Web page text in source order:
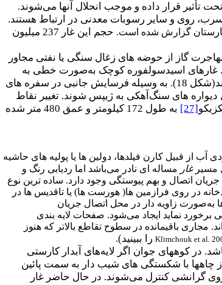
قرار داده و موجب انحلال آنها می‌شوند.
روی و سایر رسوبات معدنی در ارتباط هستند.
ستان گزارش شده است.
حجم این غار 237 میلیون
گاز از حوضه های زغال سنگی یا نفتی مجاور
غارهای اسیدسولفوره کوچک به‌صورت خطی به
سمت مظهر چشمه نمایان می‌شوند و غارهای اسیدسولفوریک بزرگ، در اطراف محل ورودی گاز، شاخه شاخه می‌شوند(شکل 18). به وسیله فرسایش جانبی در سفره های
های سنگ‌آهکی به ژیپس شوند. تغییر نقاط
[27]
به طول 172 کیلومتر و عمق 480 متر شده
آب از قبیل کارن فیلدها، دولین ها یا پولیه های حاشیه
مسیرغار مساله ای نادر می‌باشد اما ردیابی رنگ و
اتصال و بهم پیوستگی وجود دارد. ساده ترین نوع
در روی فرازمین ها( هورست ها) یا تاقدیس ها در
به‌صورت زاویه دار در محل اتصال جریان
نماید ایجاد می‌شود. صفحات لایه بندی
مجاری باقیمانده در سطوح تقاطع بالاتر که هنوز
Klimchouk et al. را ببینید).
کوههای جوان اگر لایه‌های آبدار کارستی
چاهها با شکستگی های شیب دار به سمت پائین
گرانشی کنترل می‌شوند. در حال حاضر غار